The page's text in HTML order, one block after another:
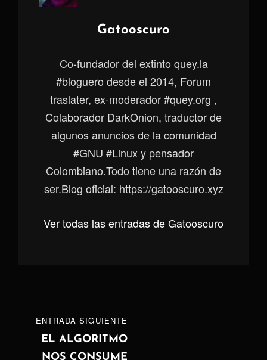
Autor:
Gatooscuro
Co-fundador del extinto quey.la
#bloguero desde el 2014, Forum
traslater, ex-moderador #quey.org ,
Colaborador DarkOnion, traductor de
algunos anuncios de la comunidad
#GNU #Linux y pensador
Colombiano.Todo tiene una razón de
ser.Blog oficial: https://gatooscuro.xyz
Ver todas las entradas de Gatooscuro
Navegación
ENTRADA
SIGUIENTE
ENTRADA SIGUIENTE
EL ALGORITMO
NOS CONSUME